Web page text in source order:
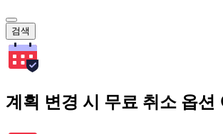
검색
계획 변경 시 무료 취소 옵션